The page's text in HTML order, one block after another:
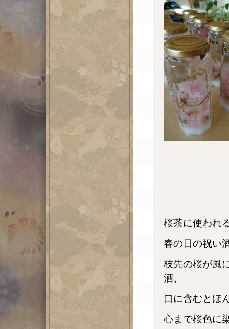
桜茶に使われ
春の日の祝い
枝先の桜が風
酒、
口に含むとほ
心まで桜色に